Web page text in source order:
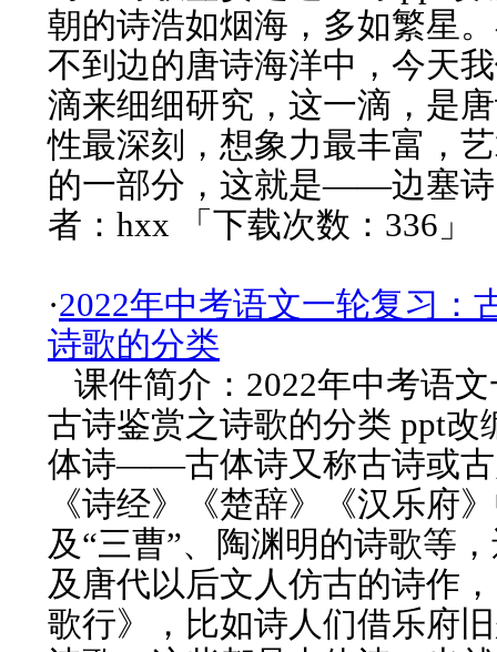
朝的诗浩如烟海，多如繁星
不到边的唐诗海洋中，今天
滴来细细研究，这一滴，是
性最深刻，想象力最丰富，
的一部分，这就是——边塞
者：hxx 「下载次数：336」
·2022年中考语文一轮复习：
诗歌的分类
课件简介：2022年中考语
古诗鉴赏之诗歌的分类 ppt改
体诗——古体诗又称古诗或古
《诗经》《楚辞》《汉乐府
及“三曹”、陶渊明的诗歌等
及唐代以后文人仿古的诗作
歌行》，比如诗人们借乐府